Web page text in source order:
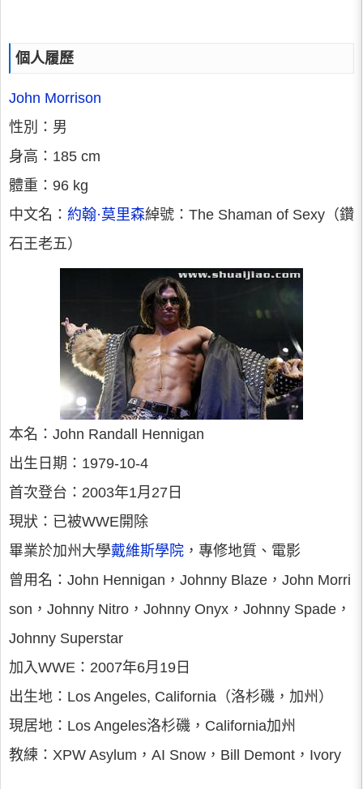
個人履歷
John Morrison
性別：男
身高：185 cm
體重：96 kg
中文名： 約翰·莫里森綽號：The Shaman of Sexy（鑽
石王老五）
本名：John Randall Hennigan
出生日期：1979-10-4
首次登台：2003年1月27日
現狀：已被WWE開除
畢業於加州大學戴維斯學院 ，專修地質、電影
曾用名：John Hennigan，Johnny Blaze，John Morri
son，Johnny Nitro，Johnny Onyx，Johnny Spade，
Johnny Superstar
加入WWE：2007年6月19日
出生地：Los Angeles, California（洛杉磯，加州）
現居地：Los Angeles洛杉磯，California加州
教練：XPW Asylum，AI Snow，Bill Demont，Ivory